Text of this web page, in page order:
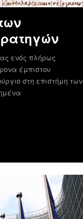
ενός πλήρως
έμπιστου
στη επιστήμη των